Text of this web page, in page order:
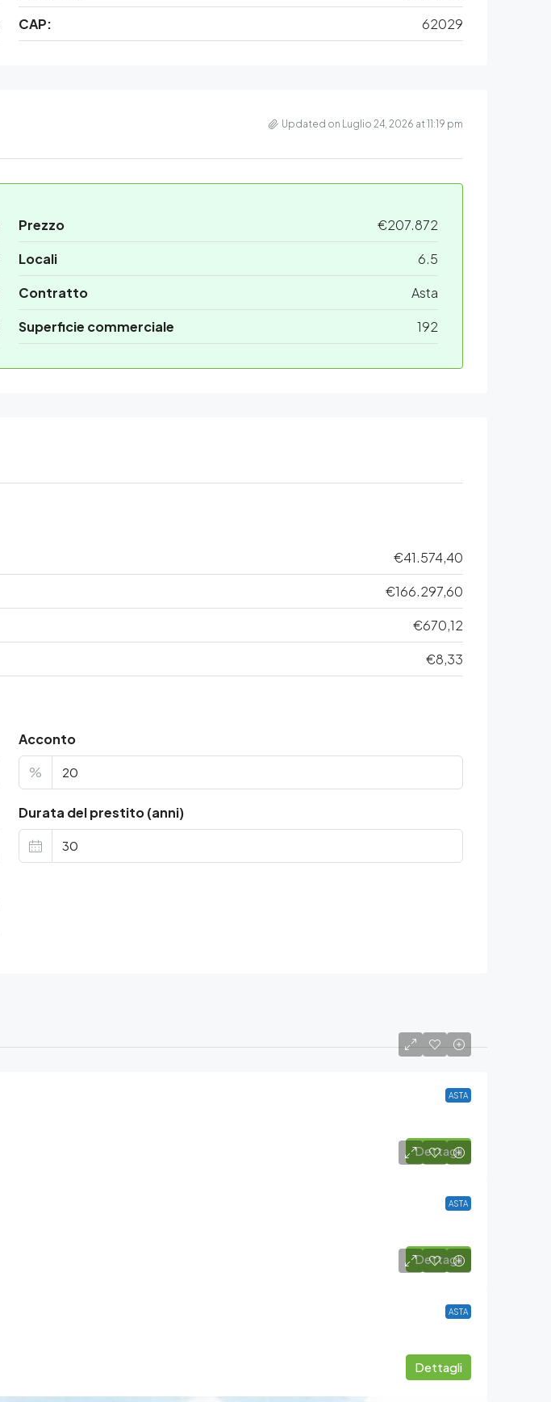
CAP: 62029
Updated on Luglio 24, 2026 at 11:19 pm
Prezzo
€207.872
Locali
6.5
Contratto
Asta
Superficie commerciale 192
€41.574,40
€166.297,60
€670,12
€8,33
Acconto
%
Durata del prestito (anni)
ASTA
Dettagli
ASTA
Dettagli
ASTA
Dettagli